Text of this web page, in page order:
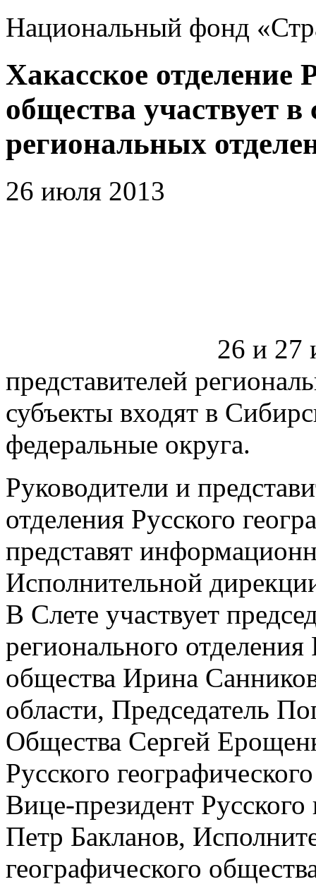
Национальный фонд
Хакасское отделение
общества участвует в
региональных
26 июля 2013
26 и 27
представителей
субъекты входят в
федеральные округа.
Руководители и
отделения Русского
представят
Исполнительной
В Слете участвует
регионального отделения
общества Ирина
области, Председатель
Общества Сергей
Русского
Вице-президент
Петр Бакланов,
географического